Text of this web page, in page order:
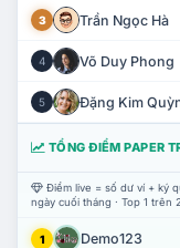
3 Trần Ngọc Hà
4 Võ Duy Phong
5 Đặng Kim
TỔNG ĐIỂM PAPER
Điểm live = số dư ví + ký
ngày cuối tháng · Top 1 trên
1 Demo123